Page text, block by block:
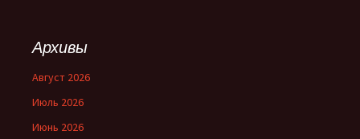
Архивы
Август 2026
Июль 2026
Июнь 2026